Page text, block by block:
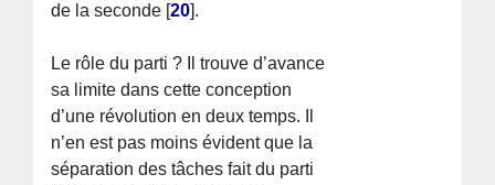
de la seconde [20].
Le rôle du parti ? Il trouve d’avance
sa limite dans cette conception
d’une révolution en deux temps. Il
n’en est pas moins évident que la
séparation des tâches fait du parti